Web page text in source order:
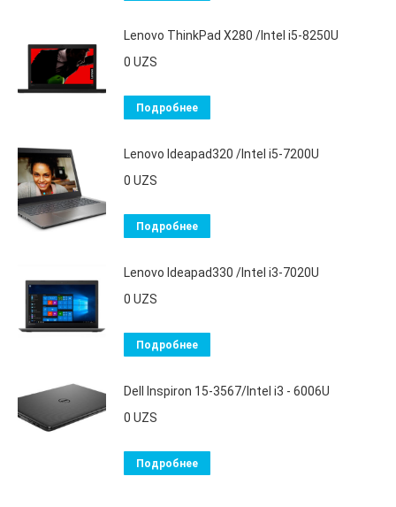
Lenovo ThinkPad X280 /Intel i5-8250U
0 UZS
Подробнее
Lenovo Ideapad320 /Intel i5-7200U
0 UZS
Подробнее
Lenovo Ideapad330 /Intel i3-7020U
0 UZS
Подробнее
Dell Inspiron 15-3567/Intel i3 - 6006U
0 UZS
Подробнее